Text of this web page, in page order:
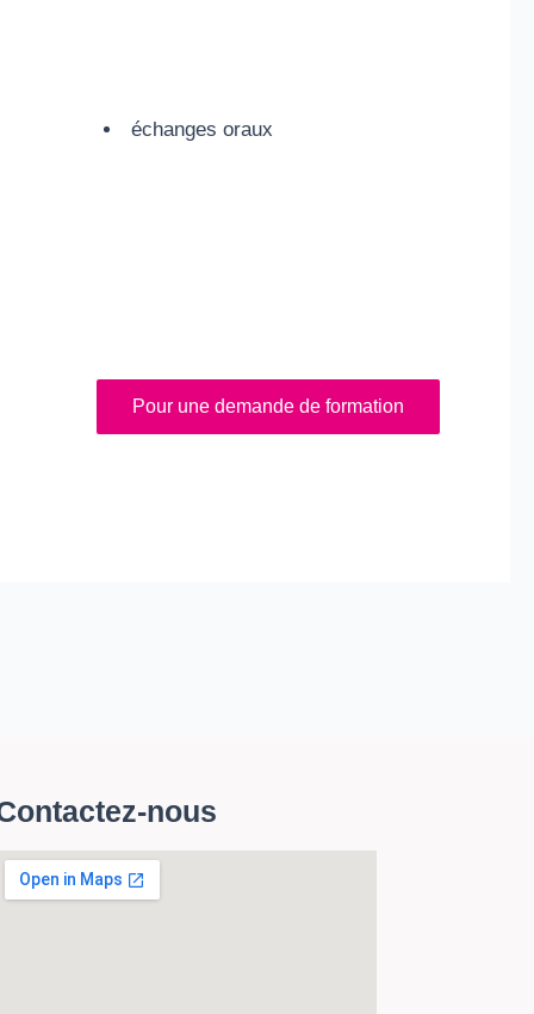
échanges oraux
Pour une demande de formation
nous